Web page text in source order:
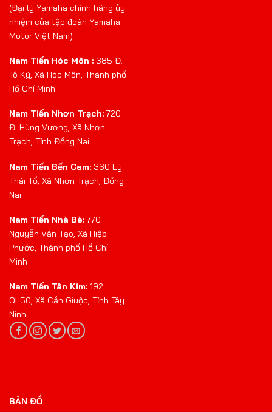
(Đại lý Yamaha chính hãng ủy
nhiệm của tập đoàn Yamaha
Motor Việt Nam)
Nam Tiến Hóc Môn : 385 Đ.
Tô Ký, Xã Hóc Môn, Thành phố
Hồ Chí Minh
Nam Tiến Nhơn Trạch: 720
Đ. Hùng Vương, Xã Nhơn
Trạch, Tỉnh Đồng Nai
Nam Tiến Bến Cam: 360 Lý
Thái Tổ, Xã Nhơn Trạch, Đồng
Nai
Nam Tiến Nhà Bè: 770
Nguyễn Văn Tạo, Xã Hiệp
Phước, Thành phố Hồ Chí
Minh
Nam Tiến Tân Kim: 192
QL50, Xã Cần Giuộc, Tỉnh Tây
Ninh
BẢN ĐỒ